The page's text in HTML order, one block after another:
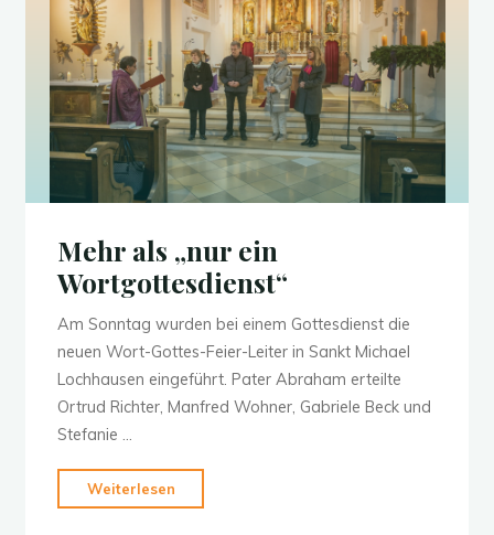
Mehr als „nur ein
Wortgottesdienst“
Am Sonntag wurden bei einem Gottesdienst die
neuen Wort-Gottes-Feier-Leiter in Sankt Michael
Lochhausen eingeführt. Pater Abraham erteilte
Ortrud Richter, Manfred Wohner, Gabriele Beck und
Stefanie …
Weiterlesen
als